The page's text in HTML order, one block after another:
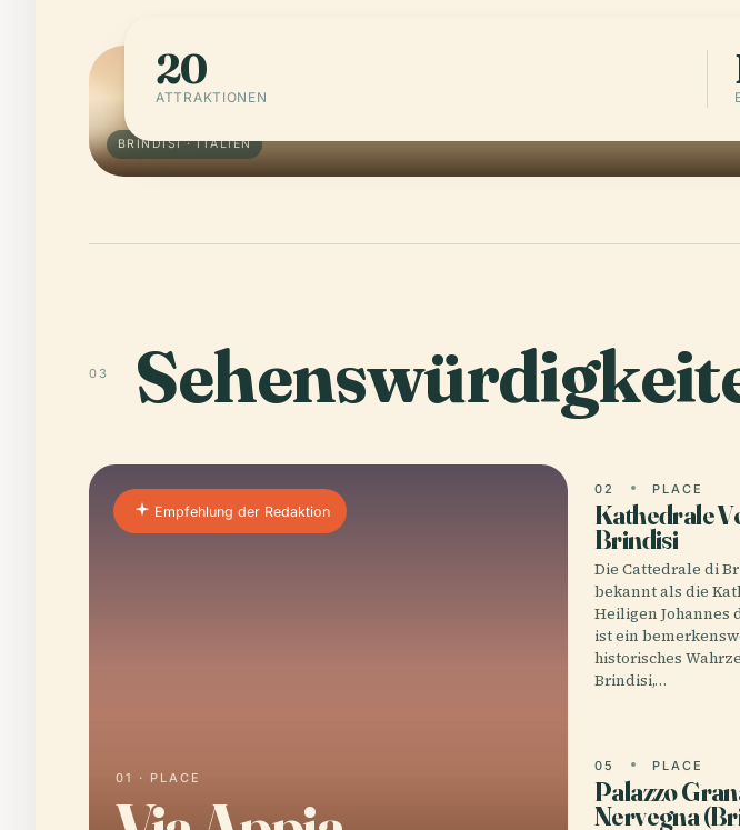
BRINDISI · ITALIEN
20
ATTRAKTIONEN
03
Empfehlung der Redaktion
01 · PLACE
02 PLACE
Kathedrale
Brindisi
Die Cattedrale di
bekannt als die
Heiligen Johannes
ist ein
historisches
Brindisi,…
05 PLACE
Palazzo
Nervegna